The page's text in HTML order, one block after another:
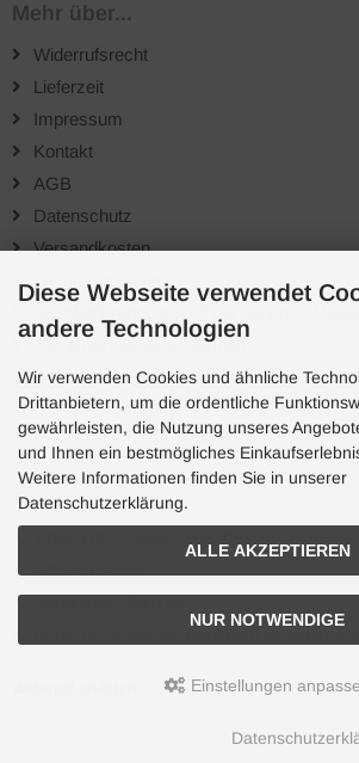
Mehr über...
Widerrufsrecht
Lieferzeit
Impressum
Kontakt
AGB
Datenschutz
Versandkosten
Wiederverkäufer
Richtlinien für Bewertungen
Sofortüberweisung
Cookie Einstellungen
Kundenservice
Aquaristik Pflanzen
Diese Webseite verwendet
andere Technologien
Wir verwenden Cookies und ähnliche
Drittanbietern, um die ordentliche
gewährleisten, die Nutzung unseres
und Ihnen ein bestmögliches
Weitere Informationen finden Sie in unserer
Datenschutzerklärung.
ALLE AKZEPTIEREN
NUR NOTWENDIGE
Einstellungen